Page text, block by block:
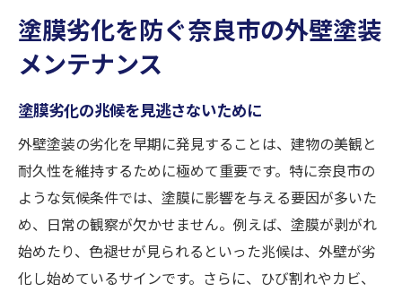
塗膜劣化を防ぐ奈良市の外壁塗装
メンテナンス
塗膜劣化の兆候を見逃さないために
外壁塗装の劣化を早期に発見することは、建物の美観と
耐久性を維持するために極めて重要です。特に奈良市の
ような気候条件では、塗膜に影響を与える要因が多いた
め、日常の観察が欠かせません。例えば、塗膜が剥がれ
始めたり、色褪せが見られるといった兆候は、外壁が劣
化し始めているサインです。さらに、ひび割れやカビ、